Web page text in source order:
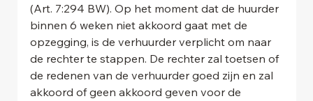
(Art. 7:294 BW). Op het moment dat de huurder
binnen 6 weken niet akkoord gaat met de
opzegging, is de verhuurder verplicht om naar
de rechter te stappen. De rechter zal toetsen of
de redenen van de verhuurder goed zijn en zal
akkoord of geen akkoord geven voor de